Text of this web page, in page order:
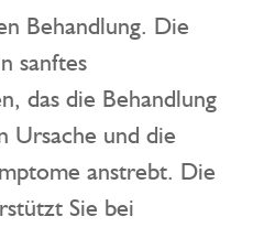
Behandlung. Die
sanftes
das die Behandlung
Ursache und die
anstrebt. Die
Sie bei